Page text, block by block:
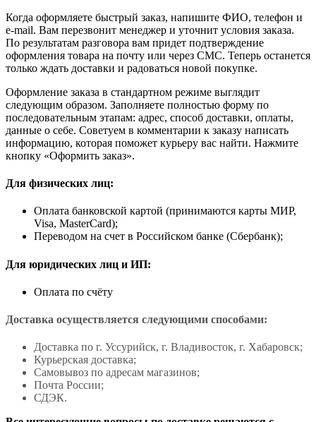
Когда оформляете быстрый заказ, напишите ФИО, телефон и
e-mail. Вам перезвонит менеджер и уточнит условия заказа.
По результатам разговора вам придет подтверждение
оформления товара на почту или через СМС. Теперь останется
только ждать доставки и радоваться новой покупке.
Оформление заказа в стандартном режиме выглядит
следующим образом. Заполняете полностью форму по
последовательным этапам: адрес, способ доставки, оплаты,
данные о себе. Советуем в комментарии к заказу написать
информацию, которая поможет курьеру вас найти. Нажмите
кнопку «Оформить заказ».
Для физических лиц:
Оплата банковской картой (принимаются карты МИР,
Visa, MasterCard);
Переводом на счет в Российском банке (Сбербанк);
Для юридических лиц и ИП:
Оплата по счёту
Доставка осуществляется следующими способами:
Доставка по г. Уссурийск, г. Владивосток, г. Хабаровск;
Курьерская доставка;
Самовывоз по адресам магазинов;
Почта России;
СДЭК.